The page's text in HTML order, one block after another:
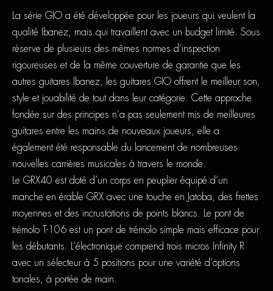
La série GIO a été développée pour les joueurs qui veulent la
qualité Ibanez, mais qui travaillent avec un budget limité. Sous
réserve de plusieurs des mêmes normes d’inspection
rigoureuses et de la même couverture de garantie que les
autres guitares Ibanez, les guitares GIO offrent le meilleur son,
style et jouabilité de tout dans leur catégorie. Cette approche
fondée sur des principes n’a pas seulement mis de meilleures
guitares entre les mains de nouveaux joueurs, elle a
également été responsable du lancement de nombreuses
nouvelles carrières musicales à travers le monde.
Le GRX40 est doté d’un corps en peuplier équipé d’un
manche en érable GRX avec une touche en Jatoba, des frettes
moyennes et des incrustations de points blancs. Le pont de
trémolo T-106 est un pont de trémolo simple mais efficace pour
les débutants. L’électronique comprend trois micros Infinity R
avec un sélecteur à 5 positions pour une variété d’options
tonales, à portée de main.